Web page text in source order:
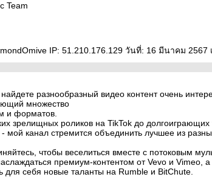
Team
IP: 51.210.176.129 วันที่: 16 มีนาคม 2567
разнообразный видео контент очень
множество
и форматов.
зрелищных роликов на TikTok до долгоиграющих
- мой канал стремится объединить лучшее из
чтобы веселиться вместе с потоковым
премиум-контентом от Vevo и Vimeo, а
для себя новые таланты на Rumble и BitChute.